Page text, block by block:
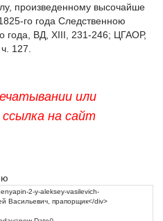
произведенному высочайше
го года Следственною
года, ВД, XIII, 231-246; ЦГАОР,
127.
или
на сайт